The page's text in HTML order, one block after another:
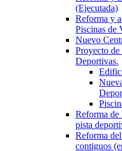
(Ejecutada)
Reforma y
Piscinas de
Nuevo
Proyecto de
Deportivas.
Reforma de
pista
Reforma
contiguos